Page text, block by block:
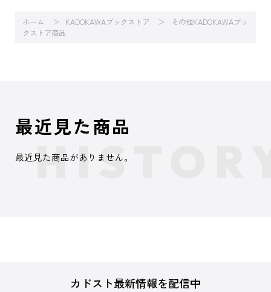
ホーム KADOKAWAブックストア
その他KADOKAWAブッ
クストア商品
最近見た商品
最近見た商品がありません。
カドスト最新情報を配信中